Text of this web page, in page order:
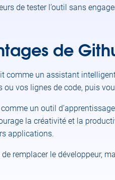
de tester l’outil sans
de
comme un assistant
ou vos lignes de code, puis
un outil
la créativité et la
applications.
de remplacer le développeur,